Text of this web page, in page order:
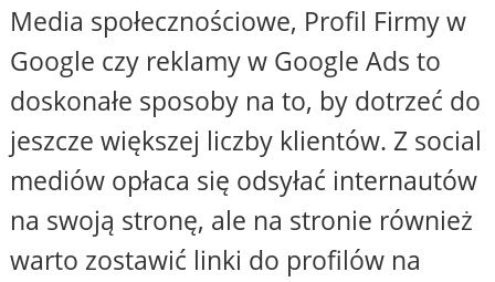
Media społecznościowe, Profil Firmy w
Google czy reklamy w Google Ads to
doskonałe sposoby na to, by dotrzeć do
jeszcze większej liczby klientów. Z social
mediów opłaca się odsyłać internautów
na swoją stronę, ale na stronie również
warto zostawić linki do profilów na